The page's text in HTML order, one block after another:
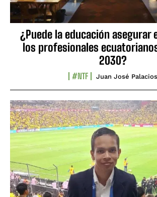
¿Puede la educación asegurar
los profesionales
2030?
#NTF Juan José Palacios